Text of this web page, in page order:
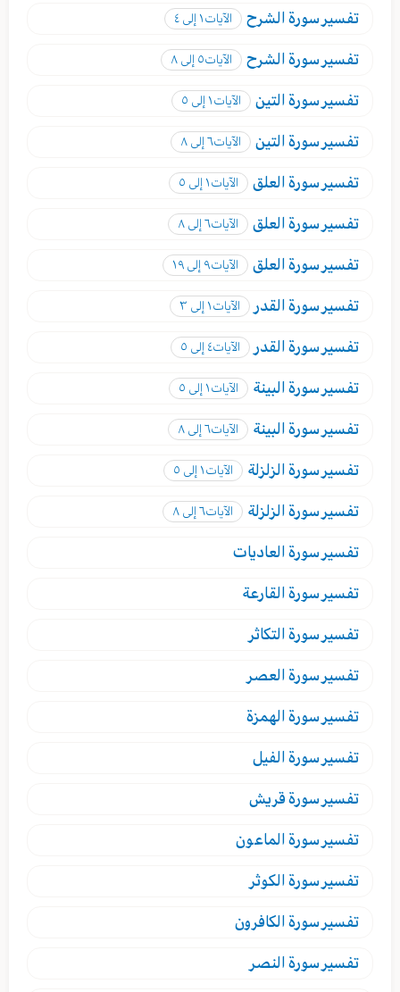
تفسير سورة الشرح الآيات١ إلى ٤
تفسير سورة الشرح الآيات٥ إلى ٨
تفسير سورة التين الآيات١ إلى ٥
تفسير سورة التين الآيات٦ إلى ٨
تفسير سورة العلق الآيات١ إلى ٥
تفسير سورة العلق الآيات٦ إلى ٨
تفسير سورة العلق الآيات٩ إلى ١٩
تفسير سورة القدر الآيات١ إلى ٣
تفسير سورة القدر الآيات٤ إلى ٥
تفسير سورة البينة الآيات١ إلى ٥
تفسير سورة البينة الآيات٦ إلى ٨
تفسير سورة الزلزلة الآيات١ إلى ٥
تفسير سورة الزلزلة الآيات٦ إلى ٨
تفسير سورة العاديات
تفسير سورة القارعة
تفسير سورة التكاثر
تفسير سورة العصر
تفسير سورة الهمزة
تفسير سورة الفيل
تفسير سورة قريش
تفسير سورة الماعون
تفسير سورة الكوثر
تفسير سورة الكافرون
تفسير سورة النصر